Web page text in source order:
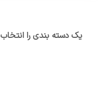
یک دسته بندی را